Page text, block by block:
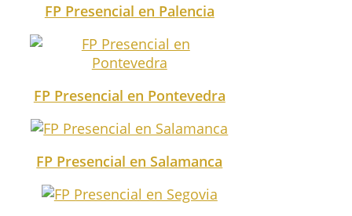
FP Presencial en Palencia
FP Presencial en Pontevedra
FP Presencial en Salamanca